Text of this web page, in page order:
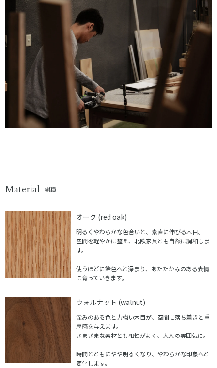
Material 樹種
オーク (red oak)
明るくやわらかな色合いと、素直に伸びる木目。
空間を軽やかに整え、北欧家具とも自然に調和しま
す。
使うほどに飴色へと深まり、あたたかみのある表情
に育っていきます。
ウォルナット (walnut)
深みのある色と力強い木目が、空間に落ち着きと重
厚感を与えます。
さまざまな素材とも相性がよく、大人の雰囲気に。
時間とともにやや明るくなり、やわらかな印象へと
変化します。